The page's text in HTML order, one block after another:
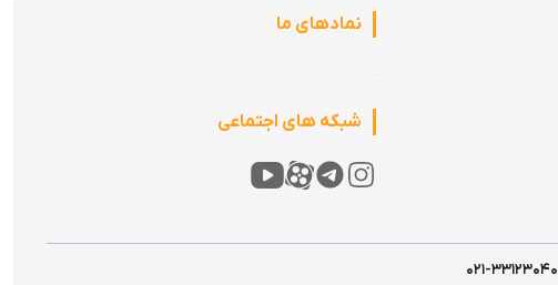
نمادهای ما
شبکه های اجتماعی
۰۲۱-۳۳۱۲۳۰۴۰